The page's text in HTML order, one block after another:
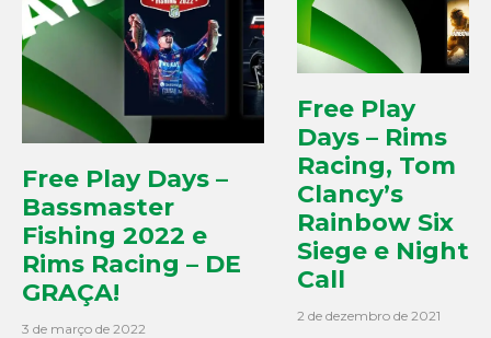
Free Play Days –
Bassmaster
Fishing 2022 e
Rims Racing – DE
GRAÇA!
3 de março de 2022
Free Play
Days – Rims
Racing, Tom
Clancy’s
Rainbow Six
Siege e Night
Call
2 de dezembro de 2021